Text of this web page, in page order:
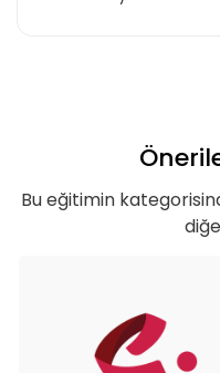
Bu eğitimin